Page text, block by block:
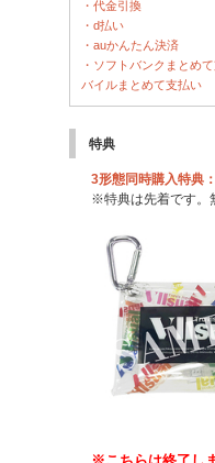
・代金引換
・d払い
・auかんたん決済
・ソフトバンクまとめ
バイルまとめて支払い
特典
3形態同時購入特典
※特典は先着です。